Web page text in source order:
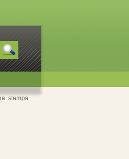
stampa